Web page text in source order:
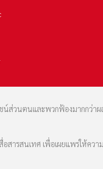
น์ส่วนตนและพวกฟ้องมากกว่
รสนเทศ เพื่อเผยแพร่ให้คว